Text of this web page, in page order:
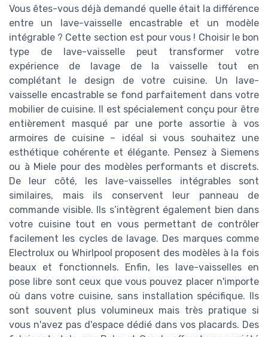
Vous êtes-vous déjà demandé quelle était la différence
entre un lave-vaisselle encastrable et un modèle
intégrable ? Cette section est pour vous ! Choisir le bon
type de lave-vaisselle peut transformer votre
expérience de lavage de la vaisselle tout en
complétant le design de votre cuisine. Un lave-
vaisselle encastrable se fond parfaitement dans votre
mobilier de cuisine. Il est spécialement conçu pour être
entièrement masqué par une porte assortie à vos
armoires de cuisine – idéal si vous souhaitez une
esthétique cohérente et élégante. Pensez à Siemens
ou à Miele pour des modèles performants et discrets.
De leur côté, les lave-vaisselles intégrables sont
similaires, mais ils conservent leur panneau de
commande visible. Ils s’intègrent également bien dans
votre cuisine tout en vous permettant de contrôler
facilement les cycles de lavage. Des marques comme
Electrolux ou Whirlpool proposent des modèles à la fois
beaux et fonctionnels. Enfin, les lave-vaisselles en
pose libre sont ceux que vous pouvez placer n'importe
où dans votre cuisine, sans installation spécifique. Ils
sont souvent plus volumineux mais très pratique si
vous n'avez pas d'espace dédié dans vos placards. Des